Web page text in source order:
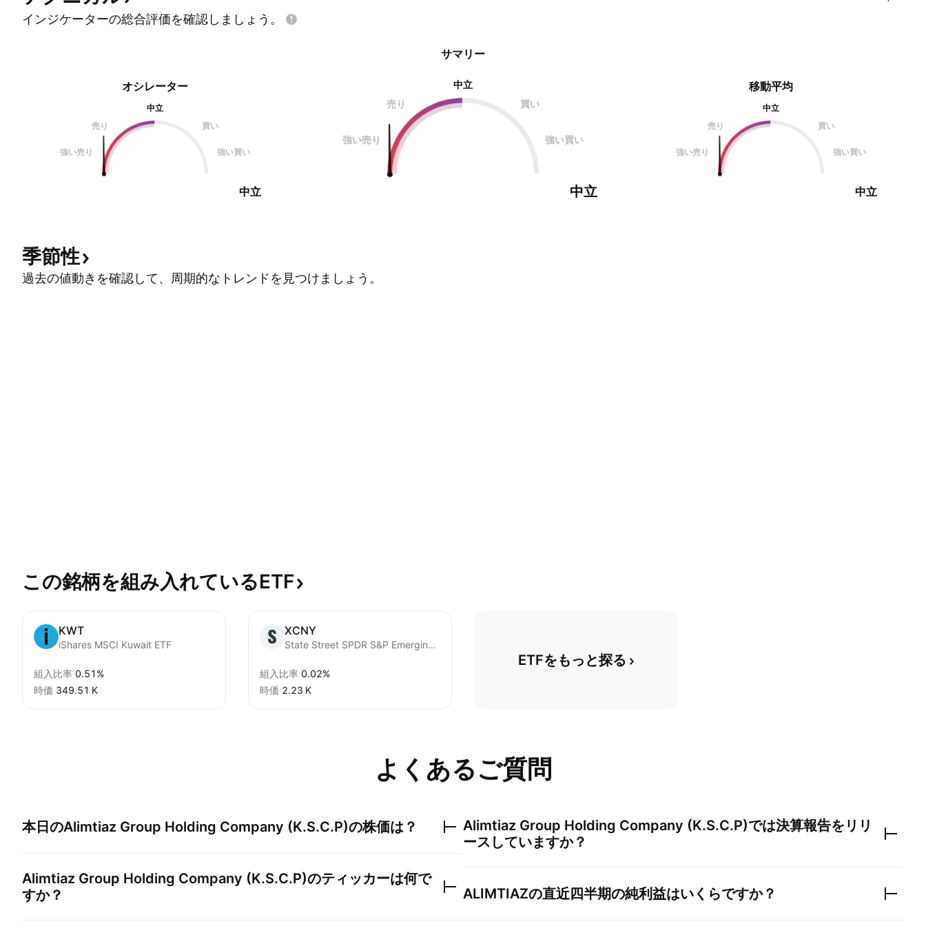
インジケーターの総合評価を確認しましょう。
オシレーター
中立
売り
買い
強い売り 強い買い
中立
サマリー
中立
売り
買い
強い売り 強い買い
中立
移動平均
中立
売り
買い
強い売り 強い買い
中立
季節性
過去の値動きを確認して、周期的なトレンドを見つけましょう。
この銘柄を組み入れているETF
KWT
iShares MSCI Kuwait ETF
組入比率 0.51%
時価 ‪349.51 K‬
XCNY
State Street SPDR S&P Emerging Markets ex-China ETF
組入比率 0.02%
時価 ‪2.23 K‬
ETFをもっと探る
よくあるご質問
本日のAlimtiaz Group Holding Company (K.S.C.P)の株価は？
Alimtiaz Group Holding Company (K.S.C.P)のティッカーは何で
すか？
Alimtiaz Group Holding Company (K.S.C.P)では決算報告をリリ
ースしていますか？
ALIMTIAZの直近四半期の純利益はいくらですか？